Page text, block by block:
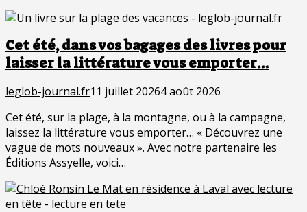
Cet été, dans vos bagages des livres pour
laisser la littérature vous emporter…
leglob-journal.fr11 juillet 20264 août 2026
Cet été, sur la plage, à la montagne, ou à la campagne,
laissez la littérature vous emporter… « Découvrez une
vague de mots nouveaux ». Avec notre partenaire les
Éditions Assyelle, voici…